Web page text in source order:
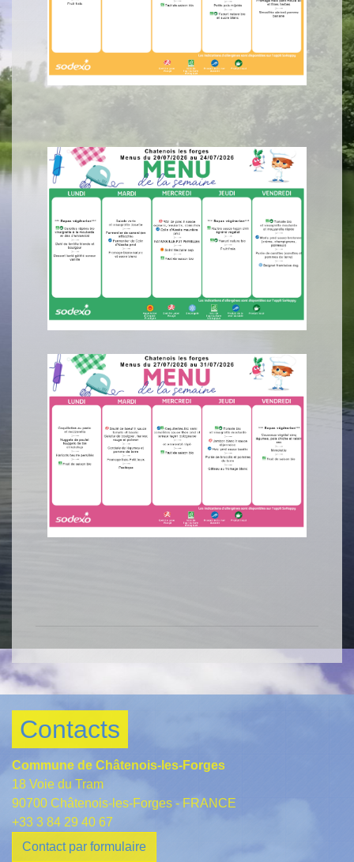
Contacts
Commune de Châtenois-les-Forges
18 Voie du Tram
90700 Châtenois-les-Forges - FRANCE
+33 3 84 29 40 67
Contact par formulaire